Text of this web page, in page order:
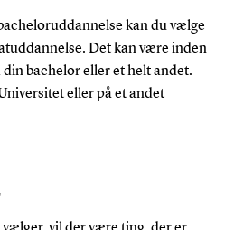
kan du vælge
Det kan være inden
bachelor eller et helt andet.
eller på et andet